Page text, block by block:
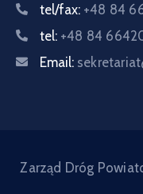
tel/fax: +48 84
tel: +48 84
Email:
Zarząd Dróg